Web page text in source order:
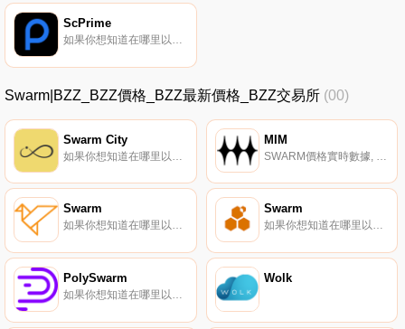
ScPrime
如果你想知道在哪里以當前價格購買ScPrime,目前交易{ScPrime]股票的頂級加密貨幣交易所是TradeOgre和SouthXchange。您可以在我們的加密貨幣交易所頁面上找到其他列表.
Swarm|BZZ_BZZ價格_BZZ最新價格_BZZ交易所 (00)
Swarm City MIM
Swarm
如果你想知道在哪里以當前價格購買Swarm,目前交易{Swarm]股票的頂級加密貨幣交易所是HotSWMt和Uniswap（V2）。您可以在我們的加密貨幣交易所頁面上找到其他列表。關于信息是人類的共同經驗。所有社會結構的底層。如今,構建我們數字社會的大多數信息和數據都由少數玩家私人控制.
Swarm
如果你想知道在哪里以當前價格購買Swarm,目前交易{Swarm]股票的頂級加密貨幣交易所是OKX、CoinW、Hotcoin Global、DigiFinex和BingX。您可以在我們的加密貨幣交易所頁面上找到其他列表。Swarm是一個用于主權數字社會的去中心化存儲和通信系統.
PolySwarm
如果你想知道在哪里以當前價格購買PolySwarm,目前交易{PolySwarm]股票的頂級加密貨幣交易所是BTCEX、Gate.io、XT.COM、HuoNCT和MEXC。您可以在我們的加密貨幣交易所頁面上找到其他列表.
Wolk